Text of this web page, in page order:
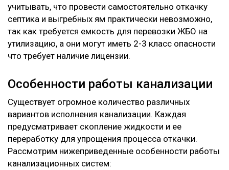
учитывать, что провести самостоятельно откачку
септика и выгребных ям практически невозможно,
так как требуется емкость для перевозки ЖБО на
утилизацию, а они могут иметь 2-3 класс опасности
что требует наличие лицензии.
Особенности работы канализации
Существует огромное количество различных
вариантов исполнения канализации. Каждая
предусматривает скопление жидкости и ее
переработку для упрощения процесса откачки.
Рассмотрим нижеприведенные особенности работы
канализационных систем: